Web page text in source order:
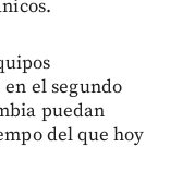
el segundo
puedan
del que hoy